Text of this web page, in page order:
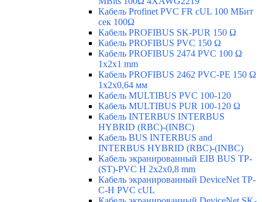
Кабель Profinet PVC FR cUL 100 MБит
сек 100Ω
Кабель PROFIBUS SK-PUR 150 Ω
Кабель PROFIBUS PVC 150 Ω
Кабель PROFIBUS 2474 PVC 100 Ω
1x2x1 mm
Кабель PROFIBUS 2462 PVC-PE 150 Ω
1x2x0,64 мм
Кабель MULTIBUS PVC 100-120
Кабель MULTIBUS PUR 100-120 Ω
Кабель INTERBUS INTERBUS
HYBRID (RBC)-(INBC)
Кабель BUS INTERBUS and
INTERBUS HYBRID (RBC)-(INBC)
Кабель экранированный EIB BUS TP-
(ST)-PVC H 2x2x0,8 mm
Кабель экранированный DeviceNet TP-
C-H PVC cUL